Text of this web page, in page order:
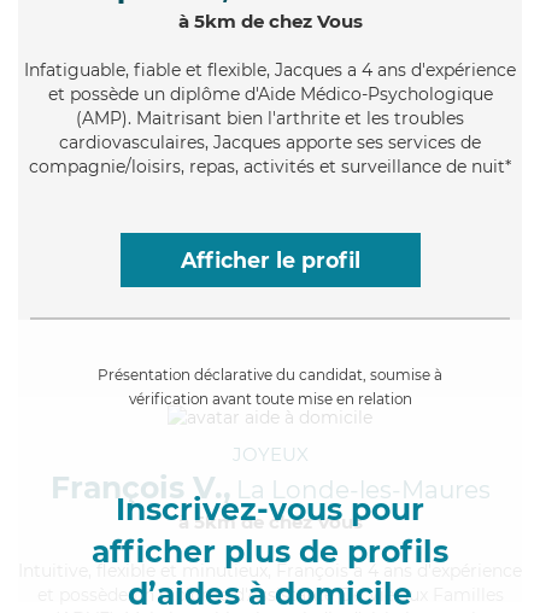
à 5km de chez Vous
Infatiguable, fiable et flexible, Jacques a 4 ans d'expérience
et possède un diplôme d'Aide Médico-Psychologique
(AMP). Maitrisant bien l'arthrite et les troubles
cardiovasculaires, Jacques apporte ses services de
compagnie/loisirs, repas, activités et surveillance de nuit*
Afficher le profil
Présentation déclarative du candidat, soumise à
vérification avant toute mise en relation
Inscrivez-vous pour
afficher plus de profils
d’aides à domicile
JOYEUX
François V., La Londe-les-Maures
à 5km de chez Vous
, flexible et minutieux, François a 4 ans d'expérience
et possède un diplôme d'Assistante De Vie aux Familles